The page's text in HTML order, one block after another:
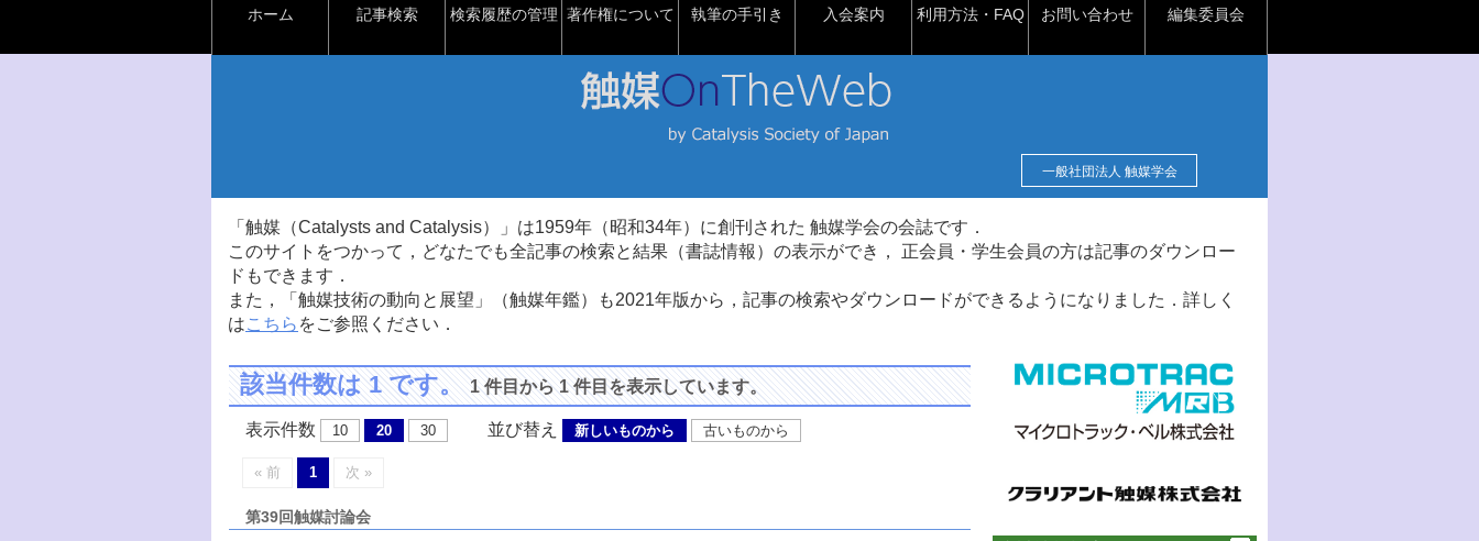
ホーム 記事検索 検索履歴の管理 著作権について 執筆の手引き 入会案内 利用方法・FAQ お問い合わせ 編集委員会
一般社団法人 触媒学会
「触媒（Catalysts and Catalysis）」は1959年（昭和34年）に創刊された 触媒学会の会誌です．
このサイトをつかって，どなたでも全記事の検索と結果（書誌情報）の表示ができ， 正会員・学生会員の方は記事のダウンロー
ドもできます．
また，「触媒技術の動向と展望」（触媒年鑑）も2021年版から，記事の検索やダウンロードができるようになりました．詳しく
はこちら をご参照ください．
該当件数は 1 です。1 件目から 1 件目を表示しています。
表示件数 10 20 30 並び替え 新しいものから 古いものから
« 前 1 次 »
第39回触媒討論会